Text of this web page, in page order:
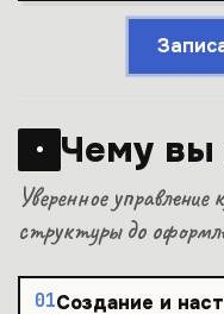
• Чему вы
Уверенное
структуры до
01Создание и